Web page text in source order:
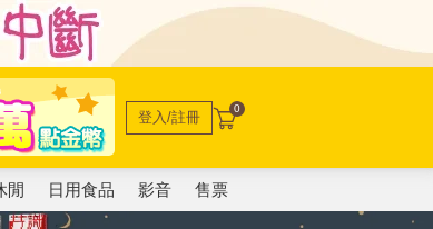
登入/註冊 0
閒 日用食品 影音 售票